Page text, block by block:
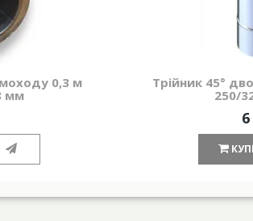
0,3 м
мм
Трійник 45°
250/